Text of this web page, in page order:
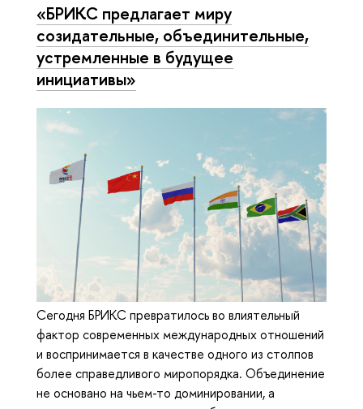
«БРИКС предлагает миру
созидательные, объединительные,
устремленные в будущее
инициативы»
Сегодня БРИКС превратилось во влиятельный
фактор современных международных отношений
и воспринимается в качестве одного из столпов
более справедливого миропорядка. Объединение
не основано на чьем-то доминировании, а